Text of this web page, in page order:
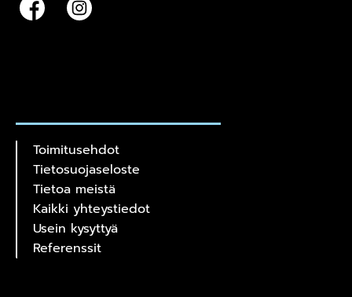
Toimitusehdot
Tietosuojaseloste
Tietoa meistä
Kaikki yhteystiedot
Usein kysyttyä
Referenssit